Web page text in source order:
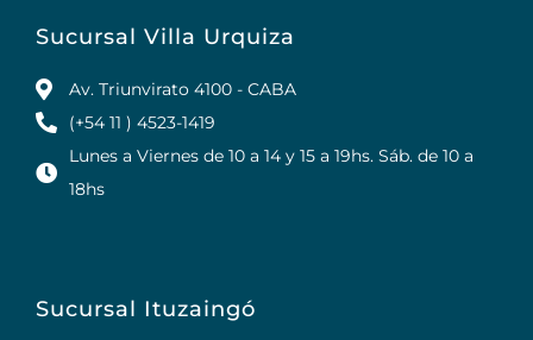
Sucursal Villa Urquiza
Av. Triunvirato 4100 - CABA
(+54 11 ) 4523-1419
Lunes a Viernes de 10 a 14 y 15 a 19hs. Sáb. de 10 a
18hs
Sucursal Ituzaingó